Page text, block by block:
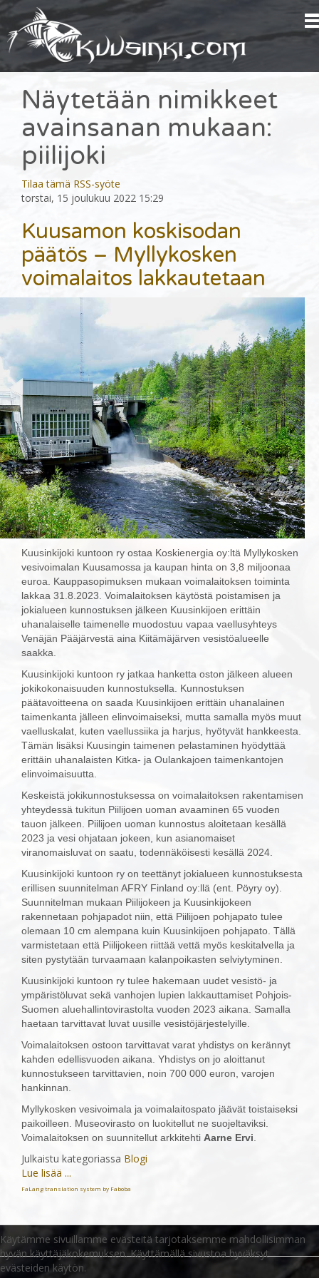
Näytetään nimikkeet
avainsanan mukaan:
piilijoki
Tilaa tämä RSS-syöte
torstai, 15 joulukuu 2022 15:29
Kuusamon koskisodan
päätös – Myllykosken
voimalaitos lakkautetaan
Kuusinkijoki kuntoon ry ostaa Koskienergia oy:ltä Myllykosken
vesivoimalan Kuusamossa ja kaupan hinta on 3,8 miljoonaa
euroa. Kauppasopimuksen mukaan voimalaitoksen toiminta
lakkaa 31.8.2023. Voimalaitoksen käytöstä poistamisen ja
jokialueen kunnostuksen jälkeen Kuusinkijoen erittäin
uhanalaiselle taimenelle muodostuu vapaa vaellusyhteys
Venäjän Pääjärvestä aina Kiitämäjärven vesistöalueelle
saakka.
Kuusinkijoki kuntoon ry jatkaa hanketta oston jälkeen alueen
jokikokonaisuuden kunnostuksella. Kunnostuksen
päätavoitteena on saada Kuusinkijoen erittäin uhanalainen
taimenkanta jälleen elinvoimaiseksi, mutta samalla myös muut
vaelluskalat, kuten vaellussiika ja harjus, hyötyvät hankkeesta.
Tämän lisäksi Kuusingin taimenen pelastaminen hyödyttää
erittäin uhanalaisten Kitka- ja Oulankajoen taimenkantojen
elinvoimaisuutta.
Keskeistä jokikunnostuksessa on voimalaitoksen rakentamisen
yhteydessä tukitun Piilijoen uoman avaaminen 65 vuoden
tauon jälkeen. Piilijoen uoman kunnostus aloitetaan kesällä
2023 ja vesi ohjataan jokeen, kun asianomaiset
viranomaisluvat on saatu, todennäköisesti kesällä 2024.
Kuusinkijoki kuntoon ry on teettänyt jokialueen kunnostuksesta
erillisen suunnitelman AFRY Finland oy:llä (ent. Pöyry oy).
Suunnitelman mukaan Piilijokeen ja Kuusinkijokeen
rakennetaan pohjapadot niin, että Piilijoen pohjapato tulee
olemaan 10 cm alempana kuin Kuusinkijoen pohjapato. Tällä
varmistetaan että Piilijokeen riittää vettä myös keskitalvella ja
siten pystytään turvaamaan kalanpoikasten selviytyminen.
Kuusinkijoki kuntoon ry tulee hakemaan uudet vesistö- ja
ympäristöluvat sekä vanhojen lupien lakkauttamiset Pohjois-
Suomen aluehallintovirastolta vuoden 2023 aikana. Samalla
haetaan tarvittavat luvat uusille vesistöjärjestelyille.
Voimalaitoksen ostoon tarvittavat varat yhdistys on kerännyt
kahden edellisvuoden aikana. Yhdistys on jo aloittanut
kunnostukseen tarvittavien, noin 700 000 euron, varojen
hankinnan.
Myllykosken vesivoimala ja voimalaitospato jäävät toistaiseksi
paikoilleen. Museovirasto on luokitellut ne suojeltaviksi.
Voimalaitoksen on suunnitellut arkkitehti Aarne Ervi.
Julkaistu kategoriassa Blogi
Lue lisää ...
FaLang translation system by Faboba
Käytämme sivuillamme evästeitä tarjotaksemme mahdollisimman
hyvän käyttäjäkokemuksen. Käyttämällä sivustoa hyväksyt
evästeiden käytön.